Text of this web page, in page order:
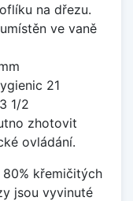
na dřezu.
ve vaně
21
1/2
zhotovit
ovládání.
80% křemičitých
jsou vyvinuté